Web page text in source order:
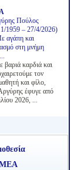
Πούλος
1959 – 27/4/2026)
αγάπη και
στη μνήμη
βαριά καρδιά και
τον
και φίλο,
έφυγε από
2026, ...